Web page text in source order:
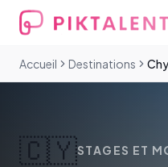
Accueil Destinations
🇨🇾STAGES ET